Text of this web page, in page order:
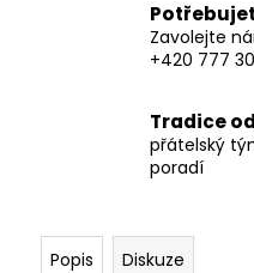
Zavolejte
+420 777
Tradice
přátelský
poradí
Popis Diskuze